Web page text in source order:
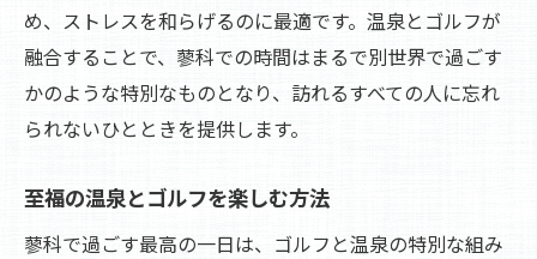
め、ストレスを和らげるのに最適です。温泉とゴルフが
融合することで、蓼科での時間はまるで別世界で過ごす
かのような特別なものとなり、訪れるすべての人に忘れ
られないひとときを提供します。
至福の温泉とゴルフを楽しむ方法
蓼科で過ごす最高の一日は、ゴルフと温泉の特別な組み